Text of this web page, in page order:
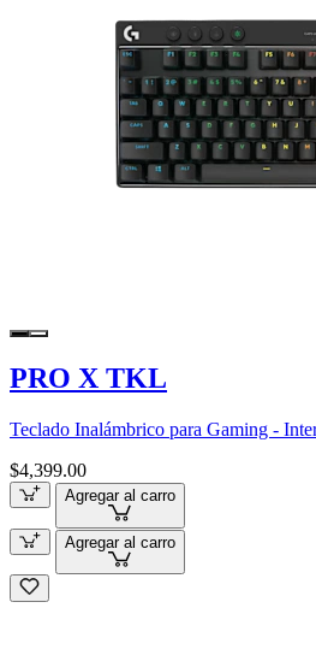
PRO X TKL
Teclado Inalámbrico para Gaming -
$4,399.00
Agregar al carro
Agregar al carro